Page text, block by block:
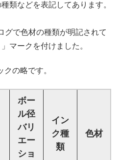
類などを表記してあります。
グで色材の種類が明記されて
マークを付けました。
の略です。
ボー
ル径
バリ
エー
ショ
イン
ク種
類
色材